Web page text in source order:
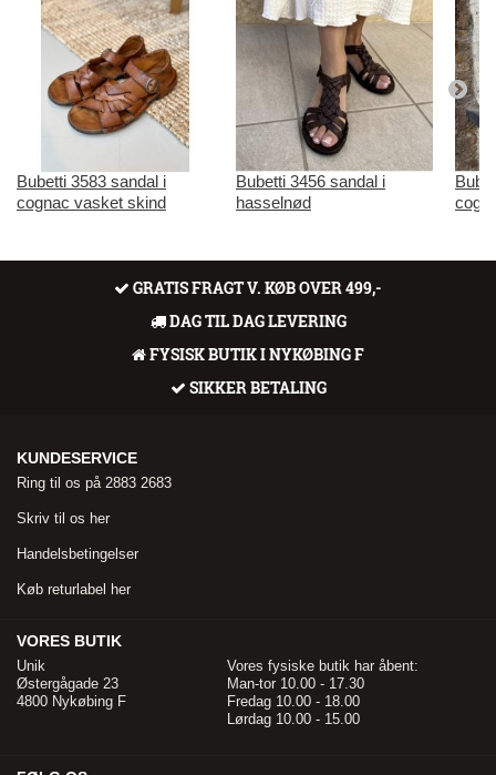
Bubetti 3583 sandal i
cognac vasket skind
Bubetti 3456 sandal i
hasselnød
GRATIS FRAGT V. KØB OVER 499,-
DAG TIL DAG LEVERING
FYSISK BUTIK I NYKØBING F
SIKKER BETALING
KUNDESERVICE
Ring til os på 2883 2683
Skriv til os her
Handelsbetingelser
Køb returlabel her
VORES BUTIK
Unik
Østergågade 23
4800 Nykøbing F
Vores fysiske butik har åbent:
Man-tor 10.00 - 17.30
Fredag 10.00 - 18.00
Lørdag 10.00 - 15.00